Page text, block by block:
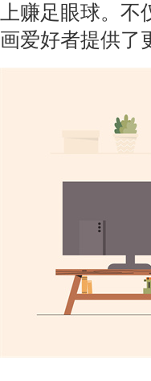
上赚足眼球。
画爱好者提供了